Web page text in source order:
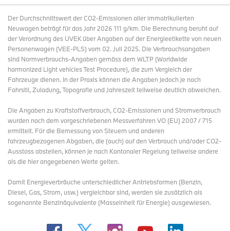
Der Durchschnittswert der CO2-Emissionen aller immatrikulierten
Neuwagen beträgt für das Jahr 2026 111 g/km. Die Berechnung beruht auf
der Verordnung des UVEK über Angaben auf der Energieetikette von neuen
Personenwagen (VEE-PLS) vom 02. Juli 2025. Die Verbrauchsangaben
sind Normverbrauchs-Angaben gemäss dem WLTP (Worldwide
harmonized Light vehicles Test Procedure), die zum Vergleich der
Fahrzeuge dienen. In der Praxis können die Angaben jedoch je nach
Fahrstil, Zuladung, Topografie und Jahreszeit teilweise deutlich abweichen.
Die Angaben zu Kraftstoffverbrauch, CO2-Emissionen und Stromverbrauch
wurden nach dem vorgeschriebenen Messverfahren VO (EU) 2007 / 715
ermittelt. Für die Bemessung von Steuern und anderen
fahrzeugbezogenen Abgaben, die (auch) auf den Verbrauch und/oder CO2-
Ausstoss abstellen, können je nach Kantonaler Regelung teilweise andere
als die hier angegebenen Werte gelten.
Damit Energieverbräuche unterschiedlicher Antriebsformen (Benzin,
Diesel, Gas, Strom, usw.) vergleichbar sind, werden sie zusätzlich als
sogenannte Benzinäquivalente (Masseinheit für Energie) ausgewiesen.